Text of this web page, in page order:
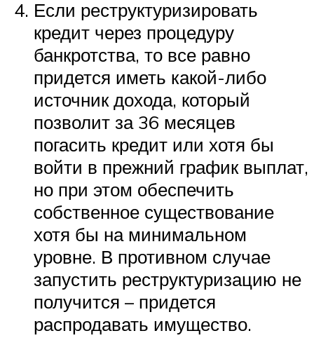
Если реструктуризировать
кредит через процедуру
банкротства, то все равно
придется иметь какой-либо
источник дохода, который
позволит за 36 месяцев
погасить кредит или хотя бы
войти в прежний график выплат,
но при этом обеспечить
собственное существование
хотя бы на минимальном
уровне. В противном случае
запустить реструктуризацию не
получится – придется
распродавать имущество.